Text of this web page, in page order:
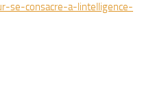
se-consacre-a-lintelligence-